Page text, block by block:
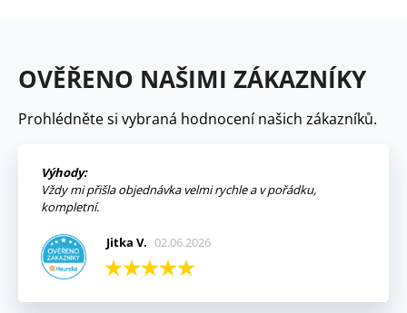
OVĚŘENO NAŠIMI ZÁKAZNÍKY
Prohlédněte si vybraná hodnocení našich zákazníků.
Výhody:
Vždy mi přišla objednávka velmi rychle a v pořádku,
kompletní.
Jitka V. 02.06.2026